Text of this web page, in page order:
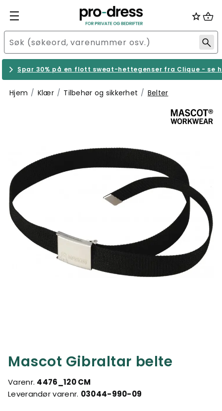
Spar 30% på en flott sweat-hettegenser fra Clique - se
Hjem Klær Tilbehør og sikkerhet Belter
Mascot Gibraltar belte
Varenr. 4476_120 CM
Leverandør varenr. 03044-990-09